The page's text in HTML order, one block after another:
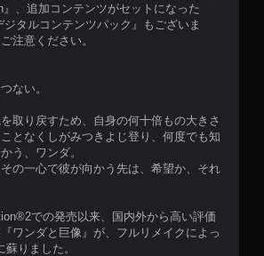
、追加コンテンツがセットになった
ジタルコンテンツパック』もございま
注意ください。
ない。
取り戻すため、自身の何十倍もの大きさ
となくしがみつきよじ登り、何度でも知
う、ワンダ。
その一心で彼が向かう先は、希望か、それ
での発売以来、国内外から高い評価
ワンダと巨像』が、フルリメイクによっ
りました。